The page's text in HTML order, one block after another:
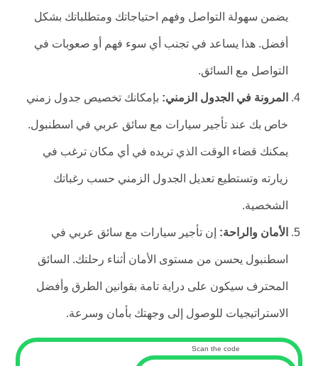
يضمن سهولة التواصل وفهم احتياجاتك ومتطلباتك بشكل
أفضل. هذا يساعد في تجنب أي سوء فهم أو صعوبات في
التواصل مع السائق.
المرونة في الجدول الزمني: بإمكانك تخصيص جدول زمني
خاص بك عند تأجير سيارات مع سائق عربي في اسطنبول.
يمكنك قضاء الوقت الذي تريده في أي مكان ترغب في
زيارته وتستطيع تعديل الجدول الزمني حسب رغباتك
الشخصية.
الأمان والراحة: إن تأجير سيارات مع سائق عربي في
اسطنبول يحسن من مستوى الأمان أثناء رحلتك. السائق
المحترف سيكون على دراية تامة بقوانين الطرق وأفضل
الاستراتيجيات للوصول إلى وجهتك بأمان وسرعة.
Scan the code